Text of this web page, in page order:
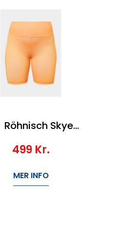
Röhnisch Skye Bike Tights
499 Kr.
MER INFO